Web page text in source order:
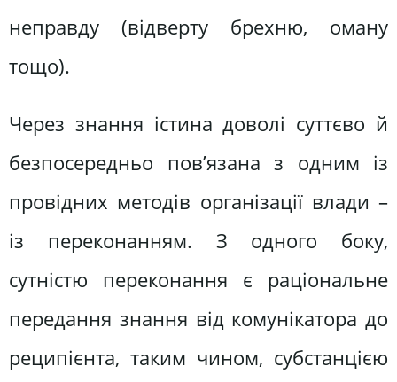
неправду (відверту брехню, оману
тощо).
Через знання істина доволі суттєво й
безпосередньо пов’язана з одним із
провідних методів організації влади –
із переконанням. З одного боку,
сутністю переконання є раціональне
передання знання від комунікатора до
реципієнта, таким чином, субстанцією